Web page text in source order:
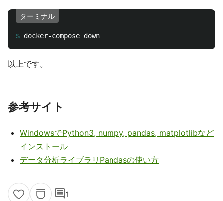
ターミナル
$
以上です。
参考サイト
WindowsでPython3, numpy, pandas, matplotlibなど
インストール
データ分析ライブラリPandasの使い方
comment1